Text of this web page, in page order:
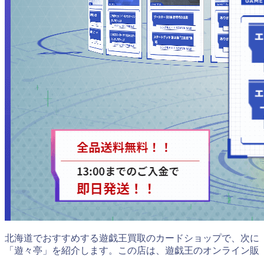
北海道でおすすめする遊戯王買取のカードショップで、次に
「遊々亭」を紹介します。この店は、遊戯王のオンライン販